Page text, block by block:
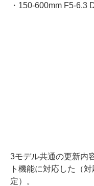
・150-600mm F5-6.3
3モデル共通の更新内
ト機能に対応した（
定）。